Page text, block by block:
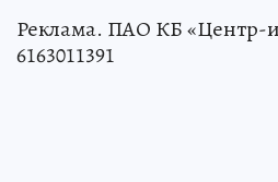
Реклама. ПАО КБ «Центр-
6163011391